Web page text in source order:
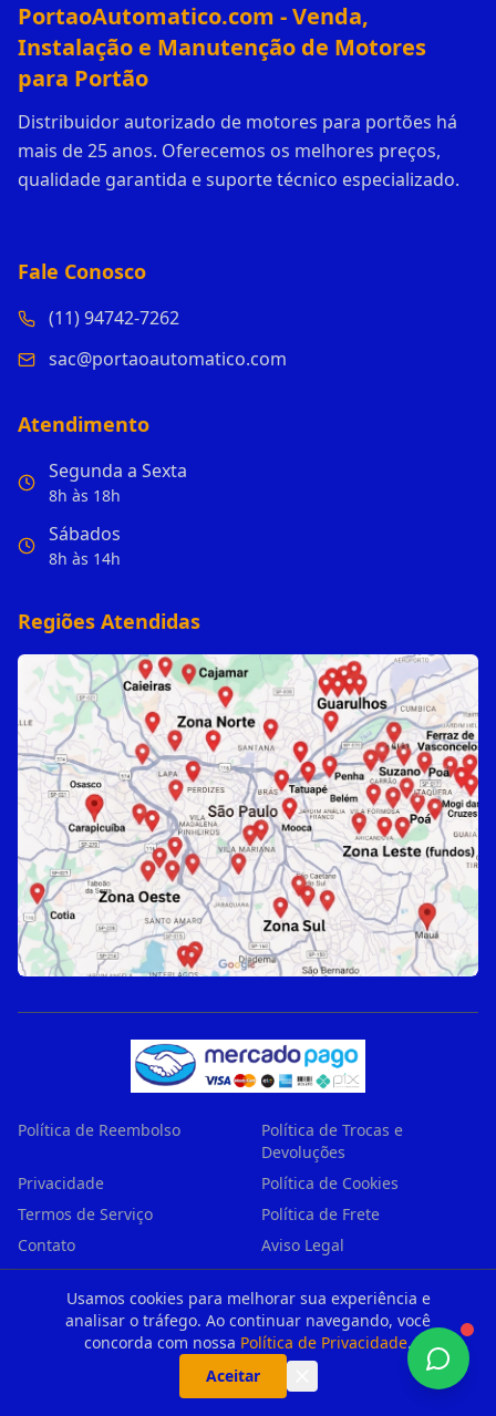
Usamos cookies para melhorar sua experiência e
analisar o tráfego. Ao continuar navegando, você
concorda com nossa Política de Privacidade.
Aceitar
PortaoAutomatico.com - Venda,
Instalação e Manutenção de Motores
para Portão
Distribuidor autorizado de motores para portões há
mais de 25 anos. Oferecemos os melhores preços,
qualidade garantida e suporte técnico especializado.
Fale Conosco
(11) 94742-7262
sac@portaoautomatico.com
Atendimento
Segunda a Sexta
8h às 18h
Sábados
8h às 14h
Regiões Atendidas
Política de Reembolso
Política de Trocas e
Devoluções
Privacidade
Política de Cookies
Termos de Serviço
Política de Frete
Contato
Aviso Legal
Garantia
Regiões Atendidas
Produtos Recomendados
(Afiliados)
Central de Atendimento Principal — Encaminhamos sempre